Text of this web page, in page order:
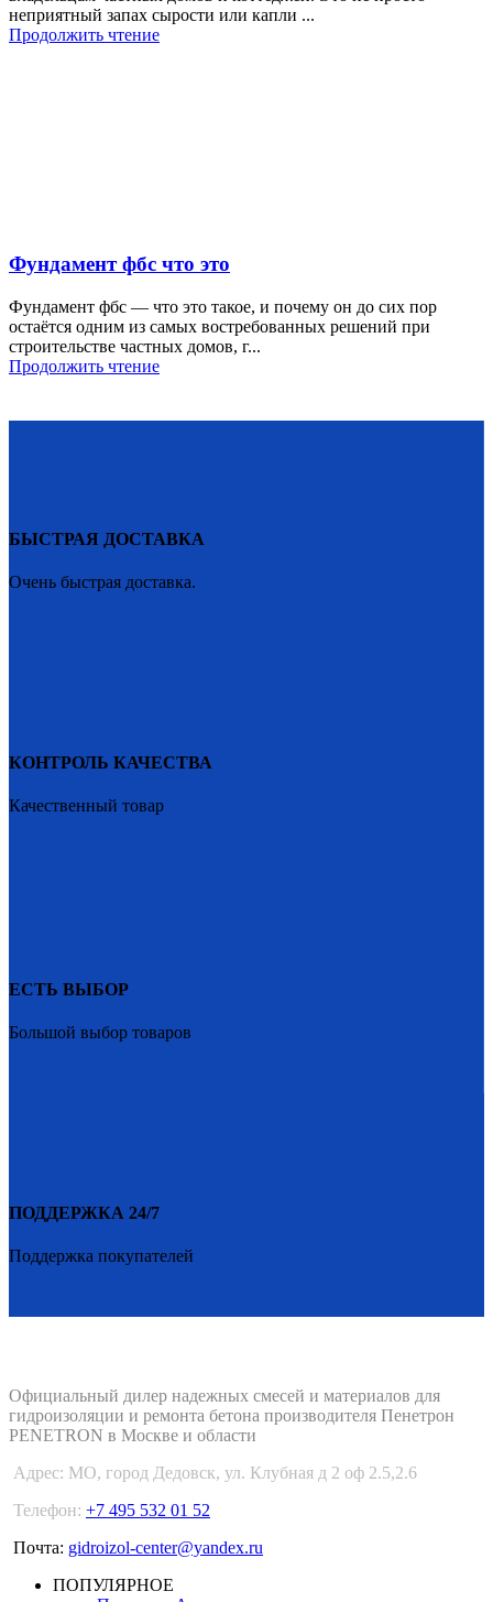
неприятный запах сырости или капли ...
Продолжить чтение
Фундамент фбс что это
Фундамент фбс — что это такое, и почему он до сих пор
остаётся одним из самых востребованных решений при
строительстве частных домов, г...
Продолжить чтение
БЫСТРАЯ ДОСТАВКА
Очень быстрая доставка.
КОНТРОЛЬ КАЧЕСТВА
Качественный товар
ЕСТЬ ВЫБОР
Большой выбор товаров
ПОДДЕРЖКА 24/7
Поддержка покупателей
Официальный дилер надежных смесей и материалов для
гидроизоляции и ремонта бетона производителя Пенетрон
PENETRON в Москве и области
Адрес: МО, город Дедовск, ул. Клубная д 2 оф 2.5,2.6
Телефон: +7 495 532 01 52
Почта: gidroizol-center@yandex.ru
ПОПУЛЯРНОЕ